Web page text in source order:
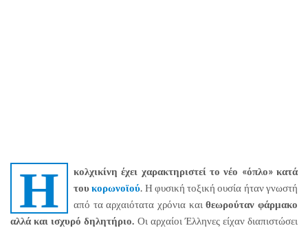
Η
κολχικίνη έχει χαρακτηριστεί το νέο «όπλο» κατά
τουκορωνοϊού. Η φυσική τοξική ουσία ήταν γνωστή
από τα αρχαιότατα χρόνια καιθεωρούταν φάρμακο
αλλά και ισχυρό δηλητήριο. Οι αρχαίοι Έλληνες είχαν διαπιστώσει